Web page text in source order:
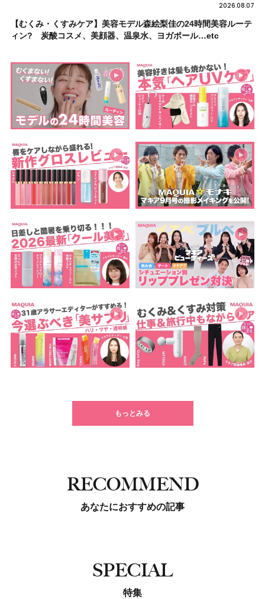
2026.08.07
【むくみ・くすみケア】美容モデル森絵梨佳の24時間美容ルーテ
ィン? 炭酸コスメ、美顔器、温泉水、ヨガポール…etc
もっとみる
RECOMMEND
あなたにおすすめの記事
SPECIAL
特集